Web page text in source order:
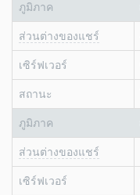
ภูมิภาค
ส่วนต่างของแชร์
เซิร์ฟเวอร์
สถานะ
ภูมิภาค
ส่วนต่างของแชร์
เซิร์ฟเวอร์